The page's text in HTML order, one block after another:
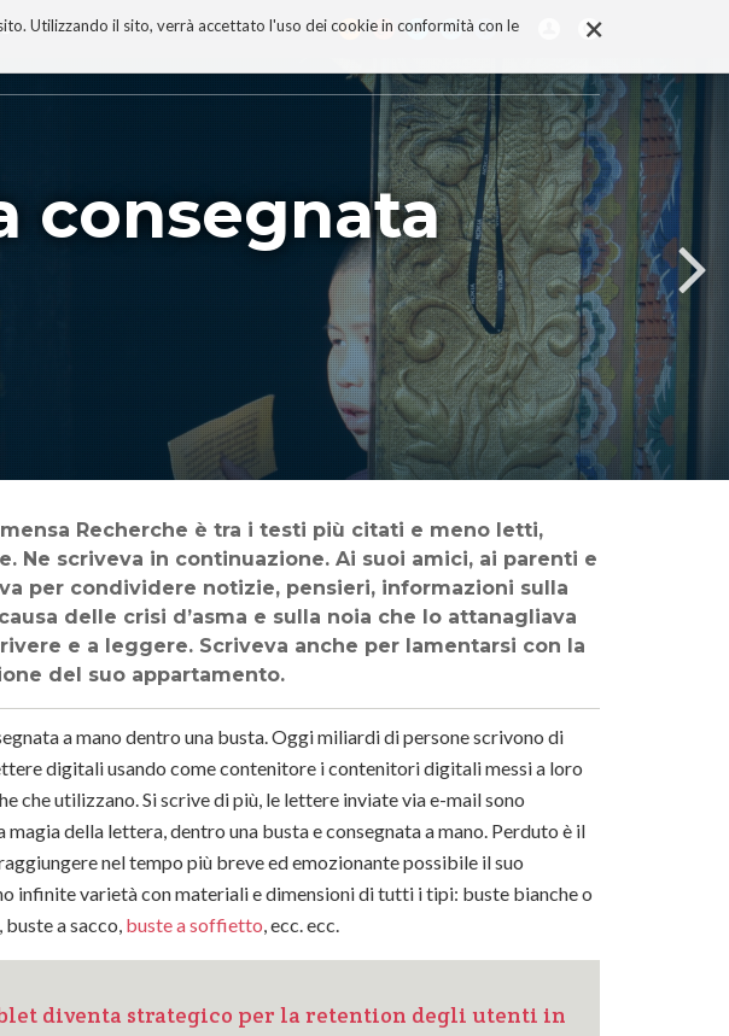
×
Utilizzando il sito, verrà accettato l'uso dei cookie in conformità con le
consegnata
Ne scriveva in continuazione. Ai suoi amici, ai parenti e
per condividere notizie, pensieri, informazioni sulla
delle crisi d’asma e sulla noia che lo attanagliava
e a leggere. Scriveva anche per lamentarsi con la
del suo appartamento.
a mano dentro una busta. Oggi miliardi di persone scrivono di
digitali usando come contenitore i contenitori digitali messi a loro
che utilizzano. Si scrive di più, le lettere inviate via e-mail sono
della lettera, dentro una busta e consegnata a mano. Perduto è il
nel tempo più breve ed emozionante possibile il suo
infinite varietà con materiali e dimensioni di tutti i tipi: buste bianche o
a sacco, buste a soffietto , ecc. ecc.
diventa strategico per la retention degli utenti in